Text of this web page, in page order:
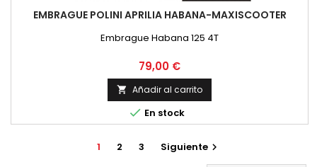
EMBRAGUE POLINI APRILIA HABANA-MAXISCOOTER
Embrague Habana 125 4T
Precio
79,00 €
 Añadir al carrito
 En stock
1 2 3 Siguiente